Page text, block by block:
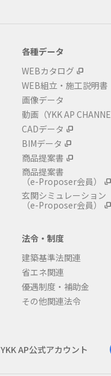
各種データ
WEBカタログ
WEB組立・施工説明書
画像データ
動画（YKK AP
CADデータ
BIMデータ
商品提案書
商品提案書
（e-Proposer会員）
玄関シミュレーション
（e-Proposer会員）
法令・制度
建築基準法関連
省エネ関連
優遇制度・補助金
その他関連法令
YKK AP公式アカウント